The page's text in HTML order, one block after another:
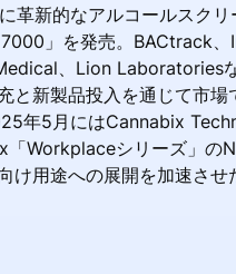
革新的なアルコールスクリ
」を発売。BACtrack、
、Lion Laboratories
と新製品投入を通じて市場
年5月にはCannabix
Workplaceシリーズ」の
け用途への展開を加速させ